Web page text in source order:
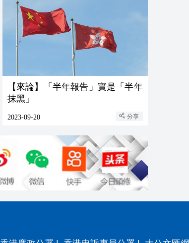
【來論】「半年報告」實是「半年
抹黑」
2023-09-20 分享